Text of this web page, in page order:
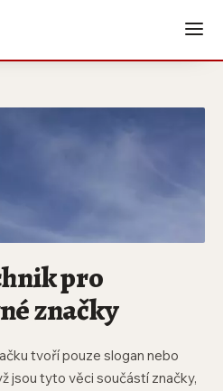
pro
značky
tvoří pouze slogan nebo
jsou tyto věci součástí značky,